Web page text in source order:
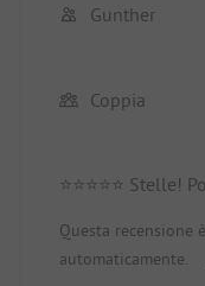
Gunther
Coppia
⭐⭐⭐⭐⭐ Stelle!
Questa recensione
automaticamente.